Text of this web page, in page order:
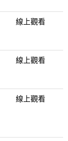
線上觀看
線上觀看
線上觀看